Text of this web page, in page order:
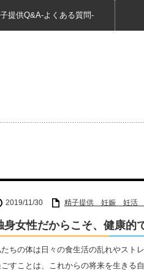
提供Q&A-よくある質問-
2019/11/30 精子提供 妊娠 妊活
身女性だからこそ、健康的
ちの体は日々の食生活の乱れやスト
すことは、これからの将来を生きる